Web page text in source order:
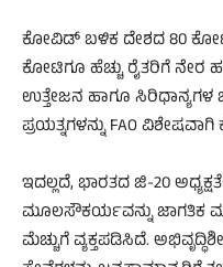
ಕೋವಿಡ್ ಬಳಿಕ ದೇಶದ 80
ಕೋಟಿಗೂ ಹೆಚ್ಚು ರೈತರಿಗೆ ನೇರ
ಉತ್ತೇಜನ ಹಾಗೂ ಸಿರಿಧಾನ್ಯಗಳ
ಪ್ರಯತ್ನಗಳನ್ನು FAO
ಇದಲ್ಲದೆ, ಭಾರತದ ಜಿ-20
ಮೂಲಸೌಕರ್ಯವನ್ನು ಜಾಗತಿಕ
ಮೆಚ್ಚುಗೆ ವ್ಯಕ್ತಪಡಿಸಿದೆ.